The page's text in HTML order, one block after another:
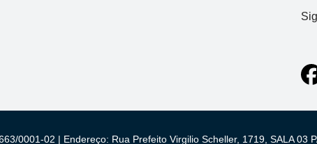
0001-02 | Endereço: Rua Prefeito Virgilio Scheller, 1719, SALA 03